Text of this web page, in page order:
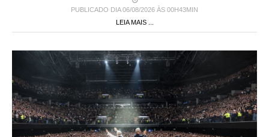
PUBLICADO DIA 06/08/2026 ÀS 00H43MIN
LEIA MAIS ...